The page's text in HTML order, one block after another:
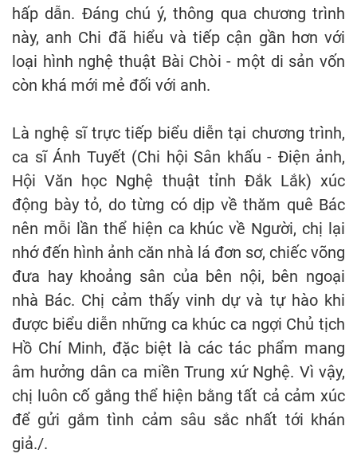
hấp dẫn. Đáng chú ý, thông qua chương trình
này, anh Chi đã hiểu và tiếp cận gần hơn với
loại hình nghệ thuật Bài Chòi - một di sản vốn
còn khá mới mẻ đối với anh.
Là nghệ sĩ trực tiếp biểu diễn tại chương trình,
ca sĩ Ánh Tuyết (Chi hội Sân khấu - Điện ảnh,
Hội Văn học Nghệ thuật tỉnh Đắk Lắk) xúc
động bày tỏ, do từng có dịp về thăm quê Bác
nên mỗi lần thể hiện ca khúc về Người, chị lại
nhớ đến hình ảnh căn nhà lá đơn sơ, chiếc võng
đưa hay khoảng sân của bên nội, bên ngoại
nhà Bác. Chị cảm thấy vinh dự và tự hào khi
được biểu diễn những ca khúc ca ngợi Chủ tịch
Hồ Chí Minh, đặc biệt là các tác phẩm mang
âm hưởng dân ca miền Trung xứ Nghệ. Vì vậy,
chị luôn cố gắng thể hiện bằng tất cả cảm xúc
để gửi gắm tình cảm sâu sắc nhất tới khán
giả./.